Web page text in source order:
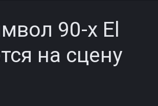
90-х El
на сцену